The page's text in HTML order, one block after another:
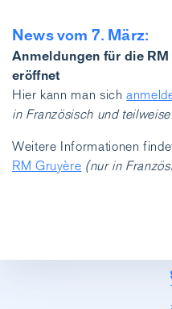
News vom 7. März:
Anmeldungen für die
eröffnet
Hier kann man sich
in Französisch und
Weitere Informationen
RM Gruyère (nur in